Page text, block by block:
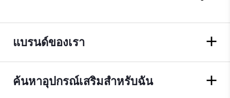
แบรนด์ของเรา
ค้นหาอุปกรณ์เสริมสำหรับฉัน